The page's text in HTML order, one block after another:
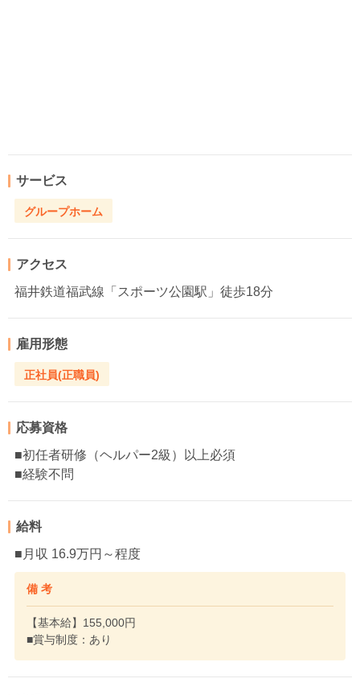
サービス
グループホーム
アクセス
福井鉄道福武線「スポーツ公園駅」徒歩18分
雇用形態
正社員(正職員)
応募資格
■初任者研修（ヘルパー2級）以上必須
■経験不問
給料
■月収 16.9万円～程度
備 考
【基本給】155,000円
■賞与制度：あり